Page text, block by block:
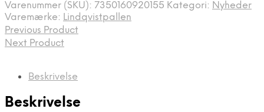
Varenummer (SKU): 7350160920155 Kategori: Nyheder
Varemærke: Lindqvistpallen
Previous Product
Next Product
Beskrivelse
Beskrivelse